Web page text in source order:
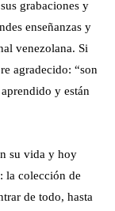
grabaciones y
enseñanzas y
venezolana. Si
agradecido: “son
y están
su vida y hoy
la colección de
de todo, hasta